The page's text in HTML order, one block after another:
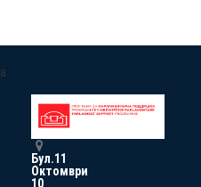
a
Бул.11
Октомври
10